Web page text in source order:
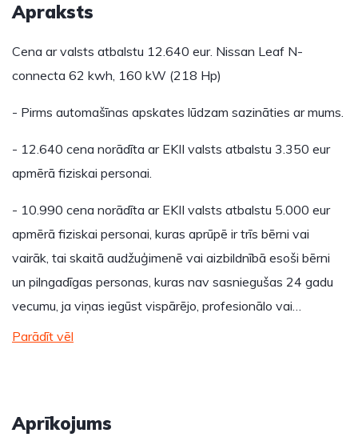
Apraksts
Cena ar valsts atbalstu 12.640 eur. Nissan Leaf N-
connecta 62 kwh, 160 kW (218 Hp)
- Pirms automašīnas apskates lūdzam sazināties ar mums.
- 12.640 cena norādīta ar EKII valsts atbalstu 3.350 eur
apmērā fiziskai personai.
- 10.990 cena norādīta ar EKII valsts atbalstu 5.000 eur
apmērā fiziskai personai, kuras aprūpē ir trīs bērni vai
vairāk, tai skaitā audžuģimenē vai aizbildnībā esoši bērni
un pilngadīgas personas, kuras nav sasniegušas 24 gadu
vecumu, ja viņas iegūst vispārējo, profesionālo vai…
Parādīt vēl
Aprīkojums